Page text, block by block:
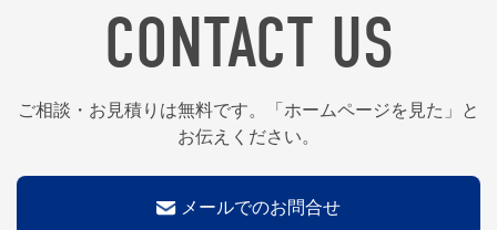
CONTACT US
ご相談・お見積りは無料です。「ホームページを見た」と
お伝えください。
メールでのお問合せ